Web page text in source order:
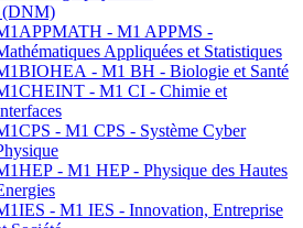
(DNM)
- M1 APPMS -
Appliquées et Statistiques
- M1 BH - Biologie et Santé
- M1 CI - Chimie et
- M1 CPS - Système Cyber
- M1 HEP - Physique des Hautes
- M1 IES - Innovation, Entreprise